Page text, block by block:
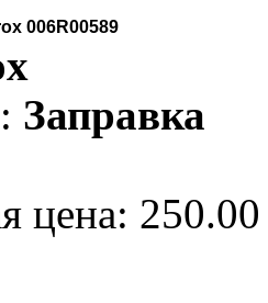
006R00589
Заправка
цена: